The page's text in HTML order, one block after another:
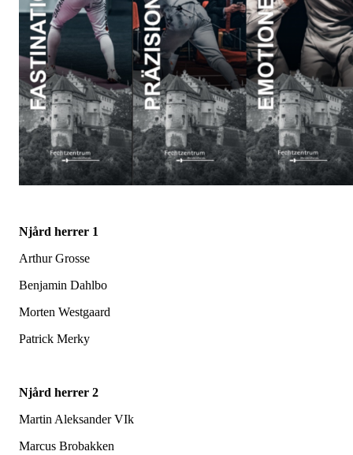
Njård herrer 1
Arthur Grosse
Benjamin Dahlbo
Morten Westgaard
Patrick Merky
Njård herrer 2
Martin Aleksander VIk
Marcus Brobakken